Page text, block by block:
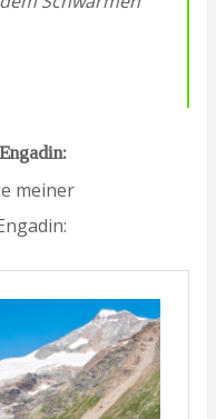
Engadin:
meiner